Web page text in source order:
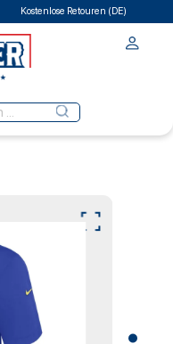
Kostenlose Retouren (DE)